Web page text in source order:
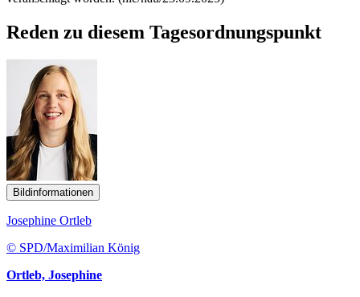
Reden zu diesem Tagesordnungspunkt
Bildinformationen
Josephine Ortleb
© SPD/Maximilian König
Ortleb, Josephine